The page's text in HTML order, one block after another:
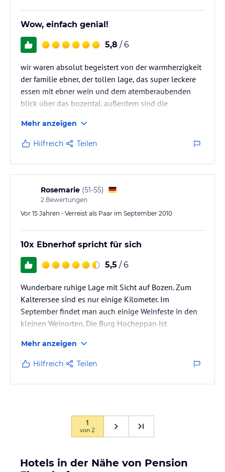
Wow, einfach genial!
5,8 / 6
wir waren absolut begeistert von der warmherzigkeit
der familie ebner, der tollen lage, das super leckere
essen mit ebner wein und dem atemberaubenden
blick über das bozental. außerdem sind die
oder eben einfach durch die weinberge der die netten
städtchen schlendern oder halt einfach am pool
entspannen mit einem kühel getränk oder eis aus
dem kiosk -einfach hinfahren und abschalten!
Mehr anzeigen
Hilfreich Teilen
Rosemarie (51-55)
2 Bewertungen
Vor 15 Jahren • Verreist als Paar im September 2010
10x Ebnerhof spricht für sich
5,5 / 6
Wunderbare ruhige Lage mit Sicht auf Bozen. Zum
Kalterersee sind es nur einige Kilometer. Im
September findet man auch einige Weinfeste in den
kleinen Weinorten. Die Burg Hocheppan ist
Mehr anzeigen
Hilfreich Teilen
1
von2
Hotels in der Nähe von Pension